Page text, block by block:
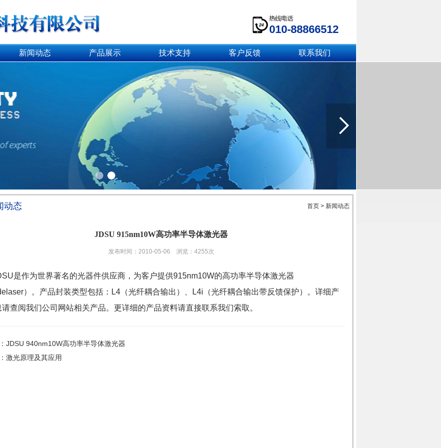
010-88866512
新闻动态 产品展示 技术支持 客户反馈 联系我们
动态 首页> 新闻动态
JDSU 915nm10W高功率半导体激光器
发布时间：2010-05-06 浏览：4255次
是作为世界著名的光器件供应商，为客户提供915nm10W的高功率半导体激光器
）。产品封装类型包括：L4（光纤耦合输出）、L4i（光纤耦合输出带反馈保护）。详细产
查阅我们公司网站相关产品。更详细的产品资料请直接联系我们索取。
JDSU 940nm10W高功率半导体激光器
激光原理及其应用